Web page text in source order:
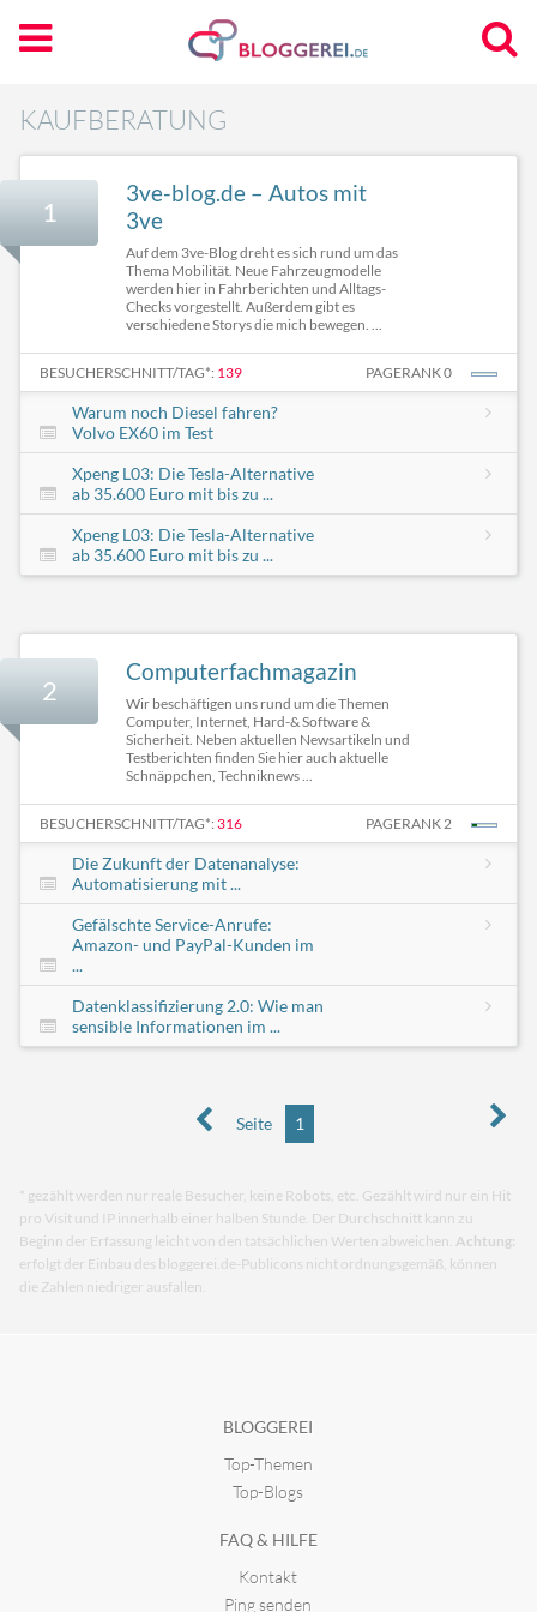
KAUFBERATUNG
1
3ve-blog.de – Autos mit
3ve
Auf dem 3ve-Blog dreht es sich rund um das
Thema Mobilität. Neue Fahrzeugmodelle
werden hier in Fahrberichten und Alltags-
Checks vorgestellt. Außerdem gibt es
verschiedene Storys die mich bewegen. ...
BESUCHERSCHNITT/TAG*: 139 PAGERANK 0
Warum noch Diesel fahren?
Volvo EX60 im Test
Xpeng L03: Die Tesla-Alternative
ab 35.600 Euro mit bis zu ...
Xpeng L03: Die Tesla-Alternative
ab 35.600 Euro mit bis zu ...
2
Computerfachmagazin
Wir beschäftigen uns rund um die Themen
Computer, Internet, Hard-& Software &
Sicherheit. Neben aktuellen Newsartikeln und
Testberichten finden Sie hier auch aktuelle
Schnäppchen, Techniknews ...
BESUCHERSCHNITT/TAG*: 316 PAGERANK 2
Die Zukunft der Datenanalyse:
Automatisierung mit ...
Gefälschte Service-Anrufe:
Amazon- und PayPal-Kunden im
...
Datenklassifizierung 2.0: Wie man
sensible Informationen im ...
Seite 1
* gezählt werden nur reale Besucher, keine Robots, etc. Gezählt wird nur ein Hit
pro Visit und IP innerhalb einer halben Stunde. Der Durchschnitt kann zu
Beginn der Erfassung leicht von den tatsächlichen Werten abweichen. Achtung:
erfolgt der Einbau des bloggerei.de-Publicons nicht ordnungsgemäß, können
die Zahlen niedriger ausfallen.
BLOGGEREI
Top-Themen
Top-Blogs
FAQ & HILFE
Kontakt
Ping senden